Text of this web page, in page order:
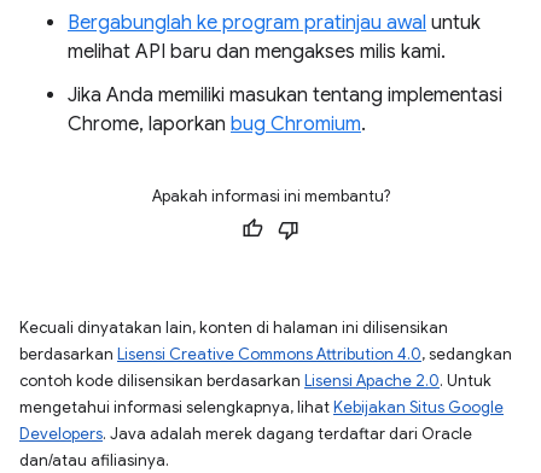
Bergabunglah ke program pratinjau awal untuk
melihat API baru dan mengakses milis kami.
Jika Anda memiliki masukan tentang implementasi
Chrome, laporkan bug Chromium.
Apakah informasi ini membantu?
Kecuali dinyatakan lain, konten di halaman ini dilisensikan
berdasarkan Lisensi Creative Commons Attribution 4.0, sedangkan
contoh kode dilisensikan berdasarkan Lisensi Apache 2.0. Untuk
mengetahui informasi selengkapnya, lihatKebijakan Situs Google
Developers. Java adalah merek dagang terdaftar dari Oracle
dan/atau afiliasinya.